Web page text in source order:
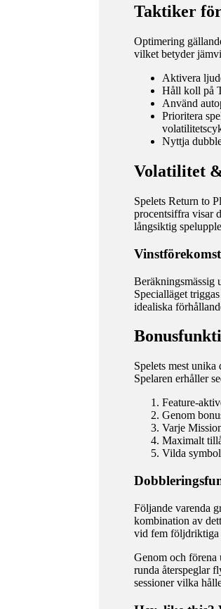
Taktiker
Optimering
vilket betyder
Aktivera
Håll koll på
Använd
Prioritera
Nyttja
Volatilitet
Spelets Return to
procentsiffra visar
långsiktig
Beräkningsmässig
Specialläget
idealiska
Spelets mest
Spelaren erhåller
Feature-
Genom
Varje
Maximalt
Vilda
Följande varenda
kombination av
vid fem följdriktiga
Genom och förena
runda återspeglar
sessioner vilka